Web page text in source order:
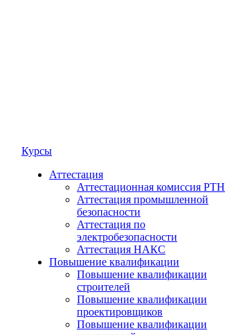
Курсы
Аттестация
Аттестационная комиссия РТН
Аттестация промышленной
безопасности
Аттестация по
электробезопасности
Аттестация НАКС
Повышение квалификации
Повышение квалификации
строителей
Повышение квалификации
проектировщиков
Повышение квалификации